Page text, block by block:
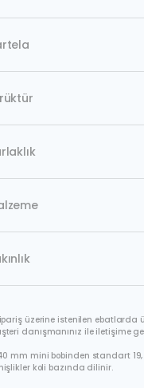
üzerine istenilen ebatlarda
danışmanınız ile iletişime
mm mini bobinden standart
koli bazında dilinir.